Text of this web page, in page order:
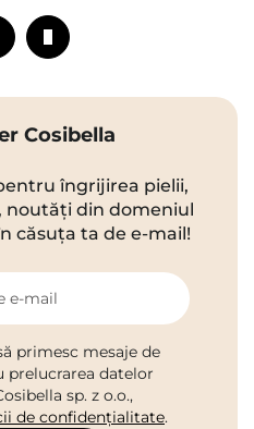
Cosibella
îngrijirea pielii,
noutăți din domeniul
căsuța ta de e-mail!
e-mail
primesc mesaje de
prelucrarea datelor
sp. z o.o.,
de confidențialitate.